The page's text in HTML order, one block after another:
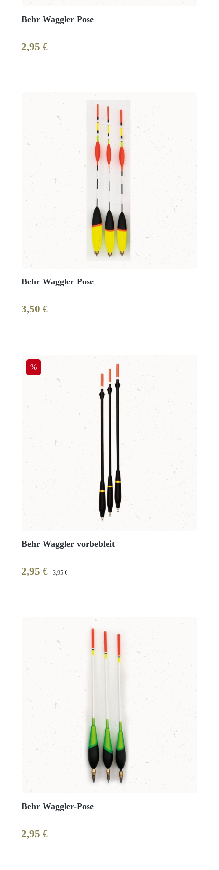
Behr Waggler Pose
Regulärer Preis:
2,95 €
Behr Waggler Pose
Regulärer Preis:
3,50 €
Rabatt
%
Behr Waggler vorbebleit
Verkaufspreis:
2,95 € Regulärer Preis:
3,95 €
Behr Waggler-Pose
Regulärer Preis:
2,95 €